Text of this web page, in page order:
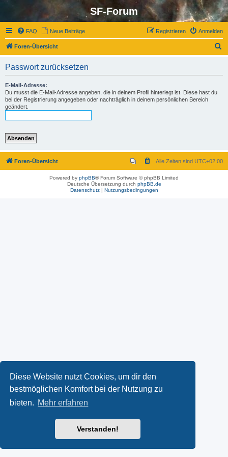
Diese Website nutzt Cookies, um dir den
bestmöglichen Komfort bei der Nutzung zu
bieten. Mehr erfahren
Verstanden!
SF-Forum
FAQ Neue Beiträge Anmelden
Registrieren
Foren-Übersicht
Passwort zurücksetzen
E-Mail-Adresse:
Du musst die E-Mail-Adresse angeben, die in deinem Profil hinterlegt ist. Diese hast du
bei der Registrierung angegeben oder nachträglich in deinem persönlichen Bereich
geändert.
Foren-Übersicht Alle Zeiten sind UTC+02:00
Powered by phpBB® Forum Software © phpBB Limited
Deutsche Übersetzung durch phpBB.de
Datenschutz| Nutzungsbedingungen